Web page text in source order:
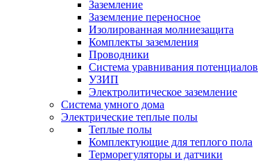
Заземление
Заземление переносное
Изолированная молниезащита
Комплекты заземления
Проводники
Система уравнивания потенциалов
УЗИП
Электролитическое заземление
Система умного дома
Электрические теплые полы
Теплые полы
Комплектующие для теплого пола
Терморегуляторы и датчики